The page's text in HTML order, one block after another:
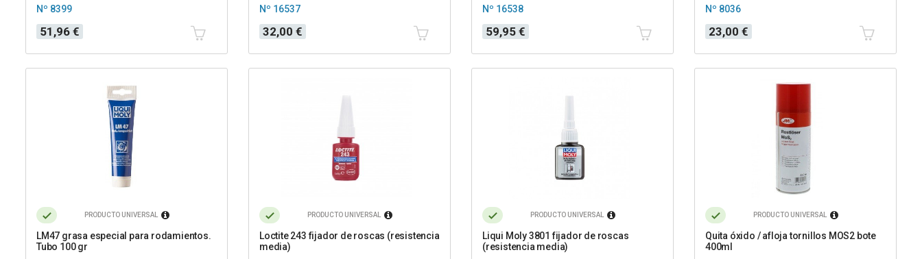
Nº 8399
Precio
51,96 €
Nº 16537
Precio
32,00 €
Nº 16538
Precio
59,95 €
Nº 8036
Precio
23,00 €
PRODUCTO UNIVERSAL
LM47 grasa especial para rodamientos.
Tubo 100 gr
PRODUCTO UNIVERSAL
Loctite 243 fijador de roscas (resistencia
media)
PRODUCTO UNIVERSAL
Liqui Moly 3801 fijador de roscas
(resistencia media)
PRODUCTO UNIVERSAL
Quita óxido / afloja tornillos MOS2 bote
400ml